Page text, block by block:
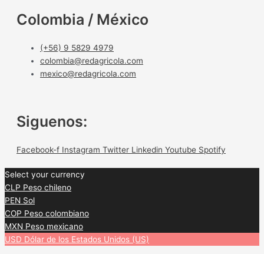
Colombia / México
(+56) 9 5829 4979
colombia@redagricola.com
mexico@redagricola.com
Siguenos:
Facebook-f Instagram Twitter Linkedin Youtube Spotify
Select your currency
CLP Peso chileno
PEN Sol
COP Peso colombiano
MXN Peso mexicano
USD Dólar de los Estados Unidos (US)